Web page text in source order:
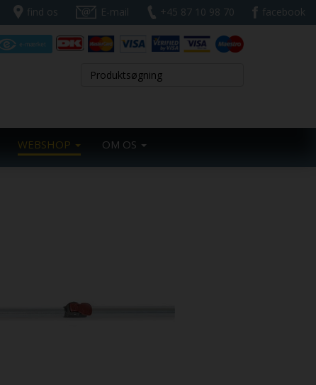
find os E-mail +45 87 10 98 70 facebook
WEBSHOP OM OS